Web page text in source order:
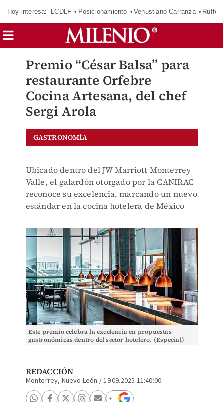
Hoy interesa: LCDLF Posicionamiento Venustiano Carranza Ruffo
Premio “César Balsa” para
restaurante Orfebre
Cocina Artesana, del chef
Sergi Arola
GASTRONOMÍA
Ubicado dentro del JW Marriott Monterrey
Valle, el galardón otorgado por la CANIRAC
reconoce su excelencia, marcando un nuevo
estándar en la cocina hotelera de México
Este premio celebra la excelencia en propuestas
gastronómicas dentro del sector hotelero. (Especial)
REDACCIÓN
Monterrey, Nuevo León /19.09.2025 11:40:00